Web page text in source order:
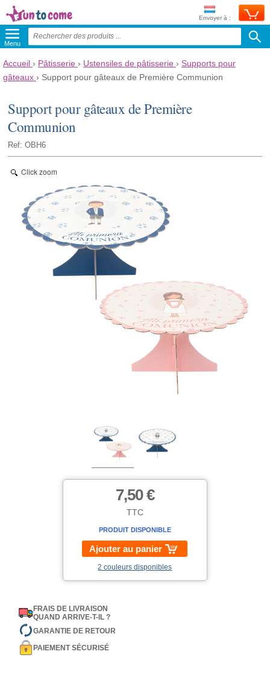
Envoyer à :
Menu
Accueil › Pâtisserie › Ustensiles de pâtisserie › Supports pour
gâteaux › Support pour gâteaux de Première Communion
Support pour gâteaux de Première
Communion
Ref: OBH6
Click zoom
7,50 €
TTC
PRODUIT DISPONIBLE
Ajouter au panier
2 couleurs disponibles
FRAIS DE LIVRAISON
QUAND ARRIVE-T-IL ?
GARANTIE DE RETOUR
PAIEMENT SÉCURISÉ